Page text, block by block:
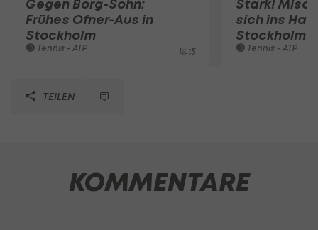
Gegen Borg-Sohn:
Frühes Ofner-Aus in
Stockholm
Tennis - ATP 15
Stark!
sich ins
Stockholm
Tennis - ATP
TEILEN
KOMMENTARE